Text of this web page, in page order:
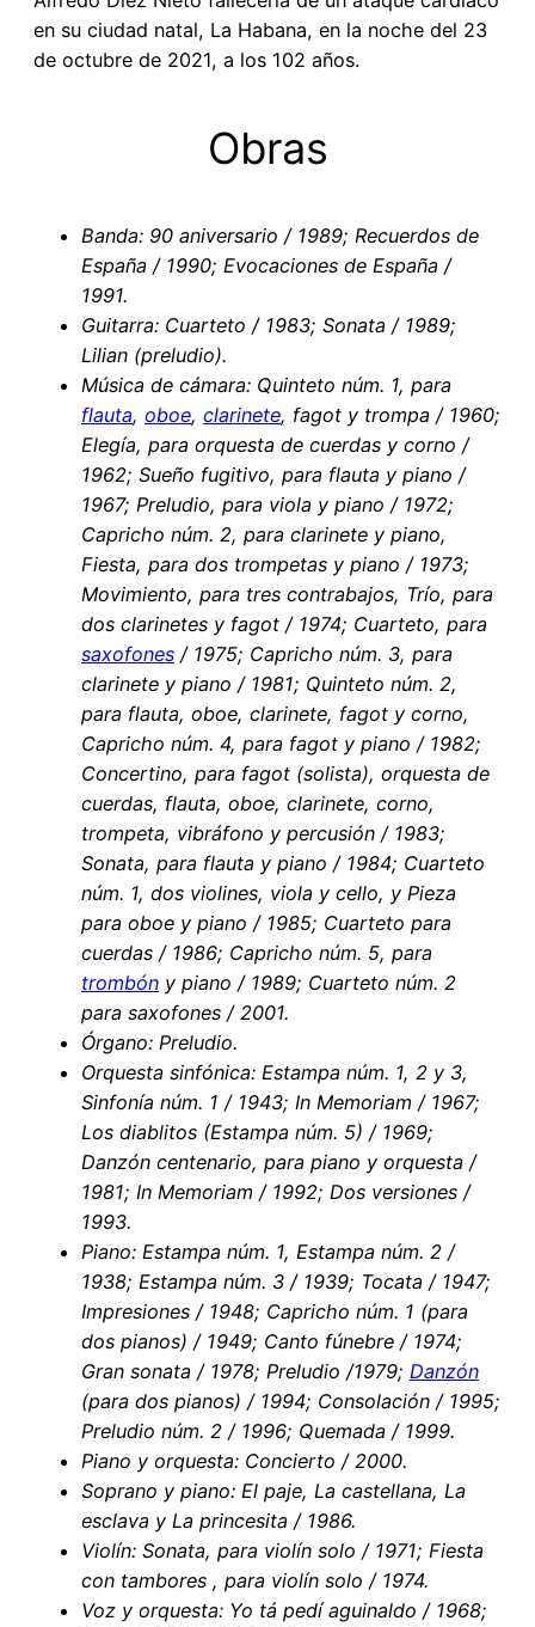
en su ciudad natal, La Habana, en la noche del 23
de octubre de 2021, a los 102 años.
Obras
Banda: 90 aniversario / 1989; Recuerdos de
España / 1990; Evocaciones de España /
1991.
Guitarra: Cuarteto / 1983; Sonata / 1989;
Lilian (preludio).
Música de cámara: Quinteto núm. 1, para
flauta, oboe, clarinete, fagot y trompa / 1960;
Elegía, para orquesta de cuerdas y corno /
1962; Sueño fugitivo, para flauta y piano /
1967; Preludio, para viola y piano / 1972;
Capricho núm. 2, para clarinete y piano,
Fiesta, para dos trompetas y piano / 1973;
Movimiento, para tres contrabajos, Trío, para
dos clarinetes y fagot / 1974; Cuarteto, para
saxofones / 1975; Capricho núm. 3, para
clarinete y piano / 1981; Quinteto núm. 2,
para flauta, oboe, clarinete, fagot y corno,
Capricho núm. 4, para fagot y piano / 1982;
Concertino, para fagot (solista), orquesta de
cuerdas, flauta, oboe, clarinete, corno,
trompeta, vibráfono y percusión / 1983;
Sonata, para flauta y piano / 1984; Cuarteto
núm. 1, dos violines, viola y cello, y Pieza
para oboe y piano / 1985; Cuarteto para
cuerdas / 1986; Capricho núm. 5, para
trombón y piano / 1989; Cuarteto núm. 2
para saxofones / 2001.
Órgano: Preludio.
Orquesta sinfónica: Estampa núm. 1, 2 y 3,
Sinfonía núm. 1 / 1943; In Memoriam / 1967;
Los diablitos (Estampa núm. 5) / 1969;
Danzón centenario, para piano y orquesta /
1981; In Memoriam / 1992; Dos versiones /
1993.
Piano: Estampa núm. 1, Estampa núm. 2 /
1938; Estampa núm. 3 / 1939; Tocata / 1947;
Impresiones / 1948; Capricho núm. 1 (para
dos pianos) / 1949; Canto fúnebre / 1974;
Gran sonata / 1978; Preludio /1979; Danzón
(para dos pianos) / 1994; Consolación / 1995;
Preludio núm. 2 / 1996; Quemada / 1999.
Piano y orquesta: Concierto / 2000.
Soprano y piano: El paje, La castellana, La
esclava y La princesita / 1986.
Violín: Sonata, para violín solo / 1971; Fiesta
con tambores , para violín solo / 1974.
Voz y orquesta: Yo tá pedí aguinaldo / 1968;